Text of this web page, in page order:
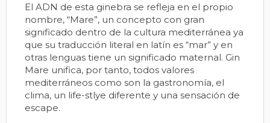
El ADN de esta ginebra se refleja en el propio
nombre, “Mare”, un concepto con gran
significado dentro de la cultura mediterránea ya
que su traducción literal en latín es “mar” y en
otras lenguas tiene un significado maternal. Gin
Mare unifica, por tanto, todos valores
mediterráneos como son la gastronomía, el
clima, un life-stlye diferente y una sensación de
escape.